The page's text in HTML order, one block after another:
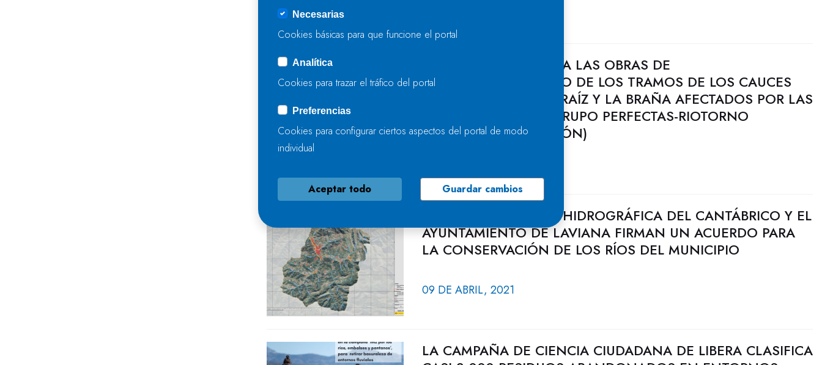
CHCANTÁBRICO INICIA LAS OBRAS DE
ACONDICIONAMIENTO DE LOS TRAMOS DE LOS CAUCES
DE LOS ARROYOS LA RAÍZ Y LA BRAÑA AFECTADOS POR LAS
ESCOMBRERAS DEL GRUPO PERFECTAS-RIOTORNO
(ANTRACITAS DE GILLÓN)
LA CONFEDERACIÓN HIDROGRÁFICA DEL CANTÁBRICO Y EL
AYUNTAMIENTO DE LAVIANA FIRMAN UN ACUERDO PARA
LA CONSERVACIÓN DE LOS RÍOS DEL MUNICIPIO
09 DE ABRIL, 2021
LA CAMPAÑA DE CIENCIA CIUDADANA DE LIBERA CLASIFICA
Necesarias
Cookies básicas para que funcione el portal
Analítica
Cookies para trazar el tráfico del portal
Preferencias
Cookies para configurar ciertos aspectos del portal de modo
individual
Aceptar todo Guardar cambios